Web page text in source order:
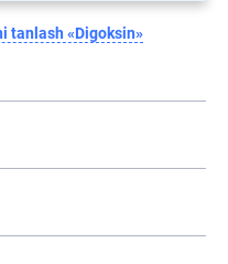
tanlash «Digoksin»